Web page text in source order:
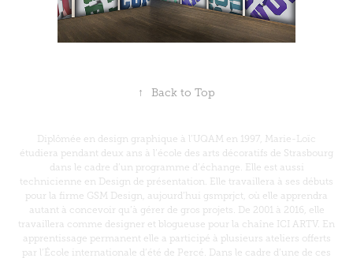
↑ Back to Top
Diplômée en design graphique à l’UQAM en 1997, Marie-Loïc
étudiera pendant deux ans à l’école des arts décoratifs de Strasbourg
dans le cadre d’un programme d’échange. Elle est aussi
technicienne en Design de présentation. Elle travaillera à ses débuts
pour la firme GSM Design, aujourd’hui gsmprjct, où elle apprendra
autant à concevoir qu’à gérer de gros projets. De 2001 à 2016, elle
travaillera comme designer et blogueuse pour la chaîne ICI ARTV. En
apprentissage permanent elle a participé à plusieurs ateliers offerts
par l’École internationale d’été de Percé. Dans le cadre d’une de ces